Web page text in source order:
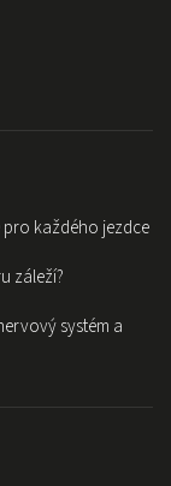
každého jezdce
záleží?
systém a